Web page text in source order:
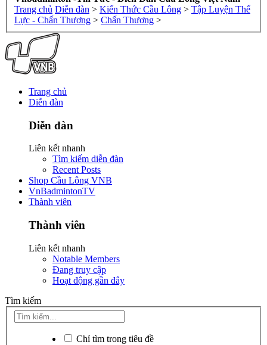
Trang chủ Diễn đàn > Kiến Thức Cầu Lông > Tập Luyện Thể
Lực - Chấn Thương > Chấn Thương >
Trang chủ
Diễn đàn
Diễn đàn
Liên kết nhanh
Tìm kiếm diễn đàn
Recent Posts
Shop Cầu Lông VNB
VnBadmintonTV
Thành viên
Thành viên
Liên kết nhanh
Notable Members
Đang truy cập
Hoạt động gần đây
Tìm kiếm
Chỉ tìm trong tiêu đề